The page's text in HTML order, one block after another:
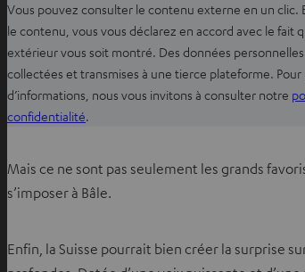
n
o
u
v
e
l
n
g
t
Vous pouvez consulter le contenu externe en un clic.
le contenu, vous vous déclarez en accord avec le fait
extérieur vous soit montré. Des données
collectées et transmises à une tierce plateforme. Pour
d’informations, nous vous invitons à consulter notre
confidentialité
i
d
.
Mais ce ne sont pas seulement les grands
s’imposer à Bâle.
Enfin, la Suisse pourrait bien créer la surprise